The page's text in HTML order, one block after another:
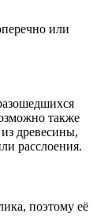
или
также
древесины,
расслоения.
поэтому её